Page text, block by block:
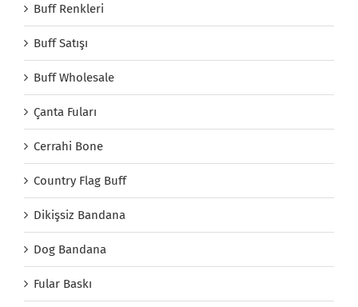
Buff Renkleri
Buff Satışı
Buff Wholesale
Çanta Fuları
Cerrahi Bone
Country Flag Buff
Dikişsiz Bandana
Dog Bandana
Fular Baskı